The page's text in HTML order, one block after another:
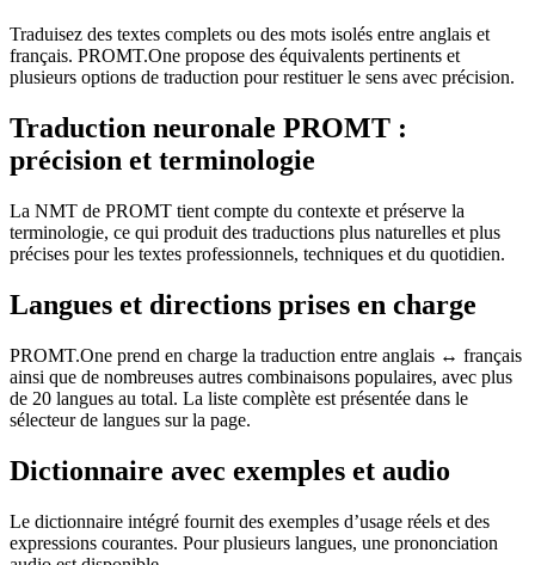
Traduisez des textes complets ou des mots isolés entre anglais et
français. PROMT.One propose des équivalents pertinents et
plusieurs options de traduction pour restituer le sens avec précision.
Traduction neuronale PROMT :
précision et terminologie
La NMT de PROMT tient compte du contexte et préserve la
terminologie, ce qui produit des traductions plus naturelles et plus
précises pour les textes professionnels, techniques et du quotidien.
Langues et directions prises en charge
PROMT.One prend en charge la traduction entre anglais ↔ français
ainsi que de nombreuses autres combinaisons populaires, avec plus
de 20 langues au total. La liste complète est présentée dans le
sélecteur de langues sur la page.
Dictionnaire avec exemples et audio
Le dictionnaire intégré fournit des exemples d’usage réels et des
expressions courantes. Pour plusieurs langues, une prononciation